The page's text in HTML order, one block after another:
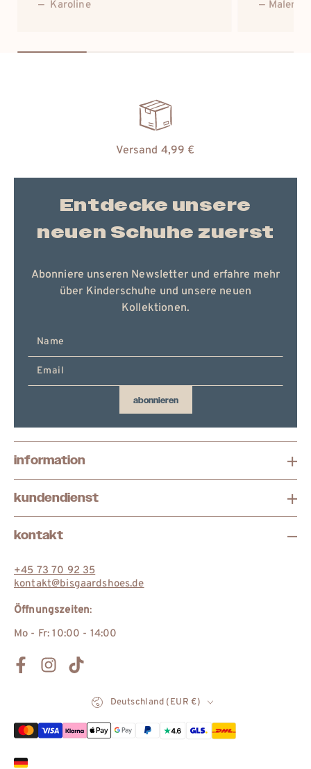
— Karoline — Malene
Versand 4,99 €
Entdecke unsere
neuen Schuhe zuerst
Abonniere unseren Newsletter und erfahre mehr
über Kinderschuhe und unsere neuen
Kollektionen.
hier
abonnieren
information
kundendienst
kontakt
+45 73 70 92 35
kontakt@bisgaardshoes.de
Öffnungszeiten:
Mo - Fr: 10:00 - 14:00
FacebookInstagramTikTok
Deutschland (EUR €)
Zahlungsmöglichkeiten